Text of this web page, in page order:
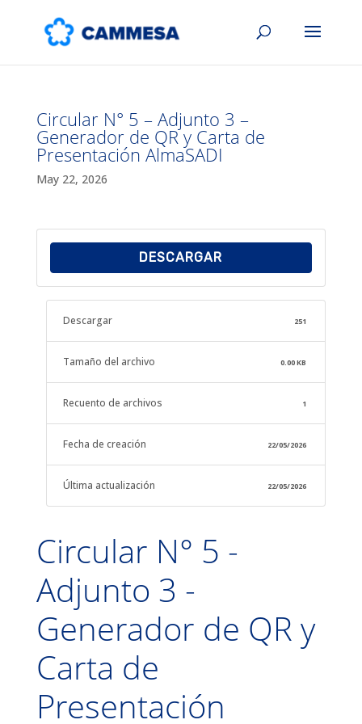
Circular N° 5 – Adjunto 3 –
Generador de QR y Carta de
Presentación AlmaSADI
May 22, 2026
DESCARGAR
Descargar 251
Tamaño del archivo 0.00 KB
Recuento de archivos 1
Fecha de creación 22/05/2026
Última actualización 22/05/2026
Circular N° 5 -
Adjunto 3 -
Generador de QR y
Carta de
Presentación